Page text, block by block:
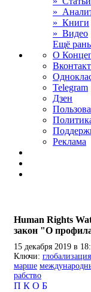
»
» Книги
» Видео
Ещё
О
Telegram
Дзен
Реклама
Human Rights
закон "О
15 декабря 2019 в
Ключи: глобализация
марше
рабство
П К О Б